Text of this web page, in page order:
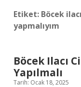
Etiket: Böcek
yapmalıyım
Böcek Ilacı
Yapılmalı
Tarih: Ocak 18, 2025